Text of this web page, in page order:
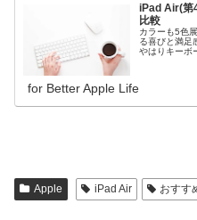
iPad Air(第
比較
カラーも5色
る喜びと満足
やはりキーボ
for Better Apple Life
Apple iPad Air おすす